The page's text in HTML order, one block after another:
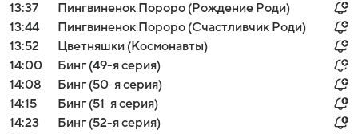
13:37
Пингвиненок Пороро (Рождение Роди)
13:44
Пингвиненок Пороро (Счастливчик Роди)
13:52
Цветняшки (Космонавты)
14:00
Бинг (49-я серия)
14:08
Бинг (50-я серия)
14:15
Бинг (51-я серия)
14:23
Бинг (52-я серия)